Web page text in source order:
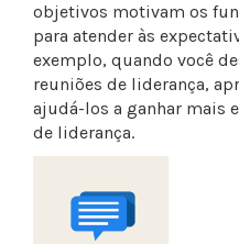
objetivos motivam os
para atender às
exemplo, quando você
reuniões de liderança,
ajudá-los a ganhar mais
de liderança.